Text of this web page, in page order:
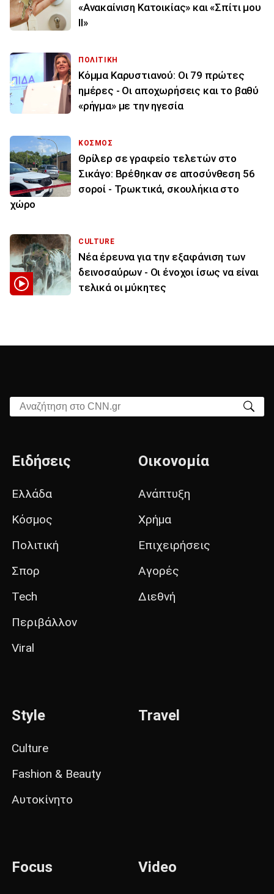
«Ανακαίνιση Κατοικίας» και «Σπίτι μου
ΙΙ»
ΠΟΛΙΤΙΚΗ
Κόμμα Καρυστιανού: Οι 79 πρώτες
ημέρες - Οι αποχωρήσεις και το βαθύ
«ρήγμα» με την ηγεσία
ΚΟΣΜΟΣ
Θρίλερ σε γραφείο τελετών στο
Σικάγο: Βρέθηκαν σε αποσύνθεση 56
σοροί - Τρωκτικά, σκουλήκια στο
χώρο
CULTURE
Νέα έρευνα για την εξαφάνιση των
δεινοσαύρων - Οι ένοχοι ίσως να είναι
τελικά οι μύκητες
Αναζήτηση στο CNN.gr
Ειδήσεις
Ελλάδα
Κόσμος
Πολιτική
Σπορ
Tech
Περιβάλλον
Viral
Οικονομία
Ανάπτυξη
Χρήμα
Επιχειρήσεις
Αγορές
Διεθνή
Style
Culture
Fashion & Beauty
Αυτοκίνητο
Travel
Focus Video